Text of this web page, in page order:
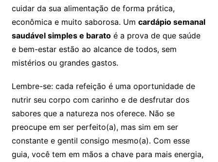
cuidar da sua alimentação de forma prática,
econômica e muito saborosa. Um cardápio semanal
saudável simples e baratoé a prova de que saúde
e bem-estar estão ao alcance de todos, sem
mistérios ou grandes gastos.
Lembre-se: cada refeição é uma oportunidade de
nutrir seu corpo com carinho e de desfrutar dos
sabores que a natureza nos oferece. Não se
preocupe em ser perfeito(a), mas sim em ser
constante e gentil consigo mesmo(a). Com esse
guia, você tem em mãos a chave para mais energia,